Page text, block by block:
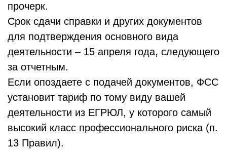
прочерк.
Срок сдачи справки и других документов
для подтверждения основного вида
деятельности – 15 апреля года, следующего
за отчетным.
Если опоздаете с подачей документов, ФСС
установит тариф по тому виду вашей
деятельности из ЕГРЮЛ, у которого самый
высокий класс профессионального риска (п.
13 Правил).